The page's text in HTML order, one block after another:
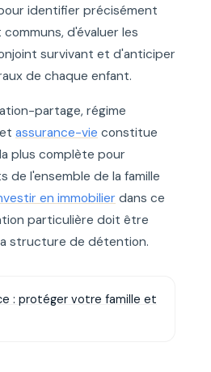
identifier précisément
d'évaluer les
survivant et d'anticiper
de chaque enfant.
partage, régime
assurance-vie constitue
plus complète pour
de l'ensemble de la famille
en immobilier dans ce
particulière doit être
structure de détention.
: protéger votre famille et